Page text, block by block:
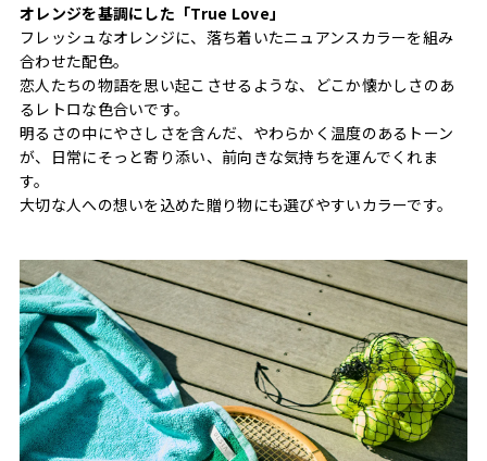
オレンジを基調にした「True Love」
フレッシュなオレンジに、落ち着いたニュアンスカラーを組み
合わせた配色。
恋人たちの物語を思い起こさせるような、どこか懐かしさのあ
るレトロな色合いです。
明るさの中にやさしさを含んだ、やわらかく温度のあるトーン
が、日常にそっと寄り添い、前向きな気持ちを運んでくれま
す。
大切な人への想いを込めた贈り物にも選びやすいカラーです。